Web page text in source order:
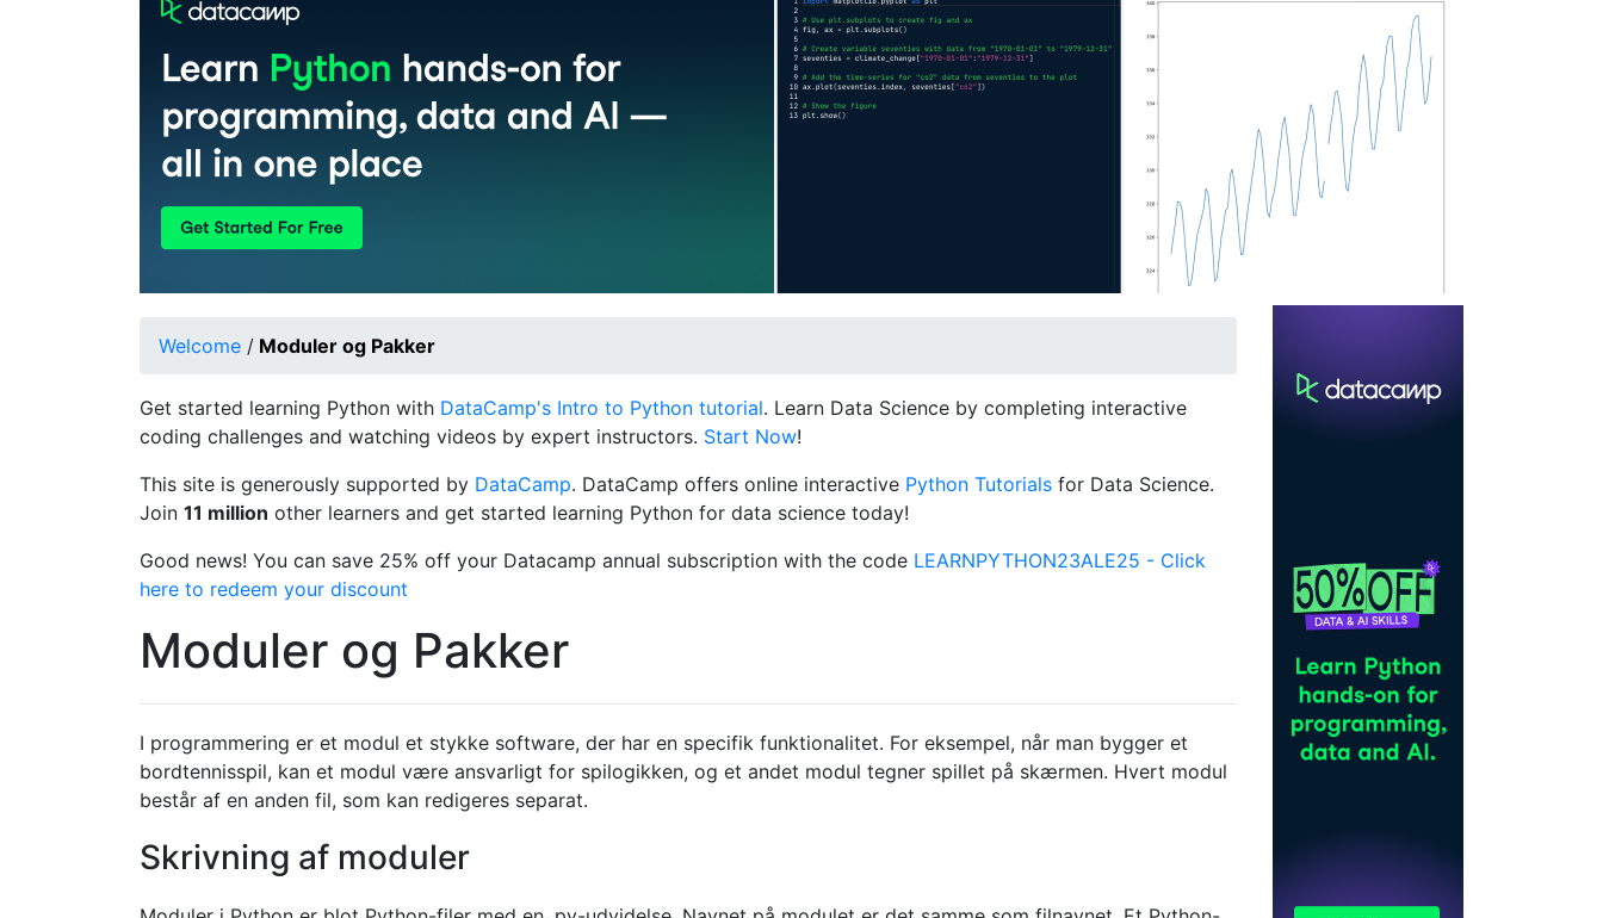
Welcome / Moduler og Pakker
Get started learning Python with DataCamp's Intro to Python tutorial. Learn Data Science by completing interactive
coding challenges and watching videos by expert instructors. Start Now!
This site is generously supported by DataCamp. DataCamp offers online interactive Python Tutorials for Data Science.
Join 11 million other learners and get started learning Python for data science today!
Good news! You can save 25% off your Datacamp annual subscription with the code LEARNPYTHON23ALE25 - Click
here to redeem your discount
Moduler og Pakker
I programmering er et modul et stykke software, der har en specifik funktionalitet. For eksempel, når man bygger et
bordtennisspil, kan et modul være ansvarligt for spilogikken, og et andet modul tegner spillet på skærmen. Hvert modul
består af en anden fil, som kan redigeres separat.
Skrivning af moduler